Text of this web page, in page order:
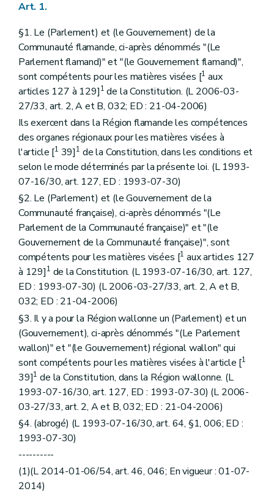
Art. 21
Art. 22
Art. 23
Chapitre II Des (Parlements). (L 2006-03-27/33, art. 2, C, 032; ED : 21-04-2006)
Section première De la composition
Art. 24
Art. 24bis
Art. 24
ter
Section première bis
Des élections. (L 1993-07-16/30, art. 11, ED : 08-06-1995)
Sous-section 1ère
Des électeurs. (L 1993-07-16/30, art. 11, ED : 08-06-1995)
Art. 25
Sous-section 2
De la répartition des électeurs et des bureaux de vote. (L 1993-07-16/30, art. 13, ED : 08-06-1995)
Art. 26
Art. 26bis
Art. 26ter
Art. 26
quater
Sous-section 3 De la convocation des électeurs. (L 1993-07-16/30, art. 18, ED : 08-06-1995)
Art. 27
Sous-section 4 Des candidatures et des bulletins de vote. (L 1993-07-16/30, art. 20, ED : 08-06-1995)
Art. 28
Art. 28 bis
Art. 28ter
Art. 28quater
Sous-section 5
Art. 29
Art. 29bis
Art. 29ter
Art. 29quater
Art. 29quinquies
Art. 29
sexies
Art. 29septies
Art. 29 octies
Art. 29octies1
Art. 29 nonies
Art. 29nonies1
Art. 29
Sous-section 6
Art. 30
Art. 1.
§1. Le (Parlement) et (le Gouvernement) de la
Communauté flamande, ci-après dénommés "(Le
Parlement flamand)" et "(le Gouvernement flamand)",
sont compétents pour les matières visées [1 aux
articles 127 à 129]1 de la Constitution. (L 2006-03-
27/33, art. 2, A et B, 032; ED : 21-04-2006)
Ils exercent dans la Région flamande les compétences
des organes régionaux pour les matières visées à
l'article [1 39]1 de la Constitution, dans les conditions et
selon le mode déterminés par la présente loi. (L 1993-
07-16/30, art. 127, ED : 1993-07-30)
§2. Le (Parlement) et (le Gouvernement de la
Communauté française), ci-après dénommés "(Le
Parlement de la Communauté française)" et "(le
Gouvernement de la Communauté française)", sont
compétents pour les matières visées [1 aux articles 127
à 129]1 de la Constitution. (L 1993-07-16/30, art. 127,
ED : 1993-07-30) (L 2006-03-27/33, art. 2, A et B,
032; ED : 21-04-2006)
§3. Il y a pour la Région wallonne un (Parlement) et un
(Gouvernement), ci-après dénommés "(Le Parlement
wallon)" et "(le Gouvernement) régional wallon" qui
sont compétents pour les matières visées à l'article [1
39]1 de la Constitution, dans la Région wallonne. (L
1993-07-16/30, art. 127, ED : 1993-07-30) (L 2006-
03-27/33, art. 2, A et B, 032; ED : 21-04-2006)
§4. (abrogé) (L 1993-07-16/30, art. 64, §1, 006; ED :
1993-07-30)
----------
(1)(L 2014-01-06/54, art. 46, 046; En vigueur : 01-07-
2014)